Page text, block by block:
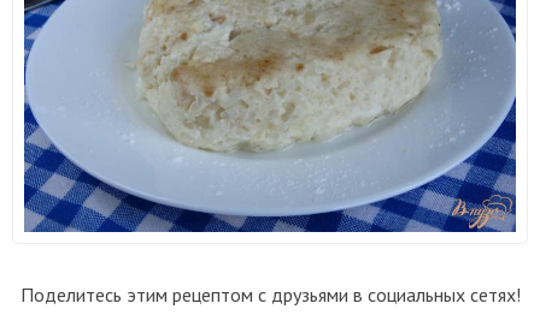
Поделитесь этим рецептом с друзьями в социальных сетях!